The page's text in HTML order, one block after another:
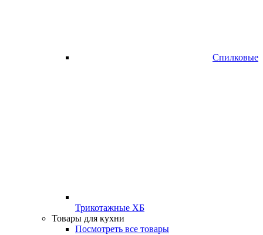
Спилковые
Трикотажные ХБ
Товары для кухни
Посмотреть все товары